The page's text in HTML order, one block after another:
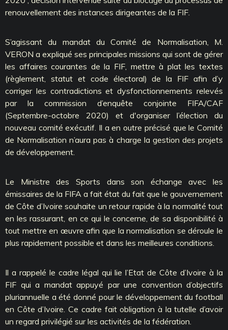
renouvellement des instances dirigeantes de la FIF.
S’agissant du mandat du Comité de Normalisation, M.
VERON a expliqué ses principales missions qui sont de gérer
les affaires courantes de la FIF, mettre à plat les textes
(règlement, statut et code électoral) de la FIF afin d’y
corriger les contradictions et dysfonctionnements relevés
par la commission d’enquête conjointe FIFA/CAF
(Septembre-octobre 2020) et d'organiser l’élection du
nouveau comité exécutif. Il a en outre précisé que le Comité
de Normalisation n’aura pas à charge la gestion des projets
de développement.
Le Ministre des Sports dans son échange avec les
émissaires de la FIFA a fait état du fait que le gouvernement
de Côte d’Ivoire souhaite un retour rapide à la normalité tout
en les rassurant, en ce qui le concerne, de sa disponibilité à
tout mettre en œuvre afin que la normalisation se déroule le
plus rapidement possible et dans les meilleures conditions.
Il a rappelé le cadre légal qui lie l’Etat de Côte d’Ivoire à la
FIF qui a mandat appuyé par une convention d’objectifs
pluriannuelle a été donné pour le développement du football
en Côte d’Ivoire. Ce cadre fait obligation à la tutelle d’avoir
un regard privilégié sur les activités de la fédération.